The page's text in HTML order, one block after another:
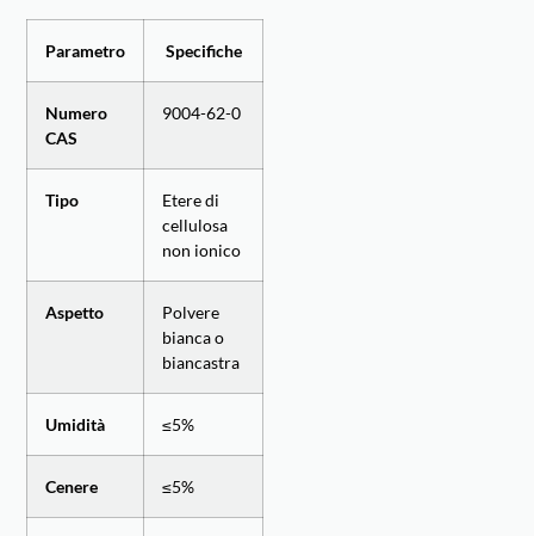
Parametro Specifiche
Numero
CAS
9004-62-0
Tipo
Etere di
cellulosa
non ionico
Aspetto
Polvere
bianca o
biancastra
Umidità ≤5%
Cenere ≤5%